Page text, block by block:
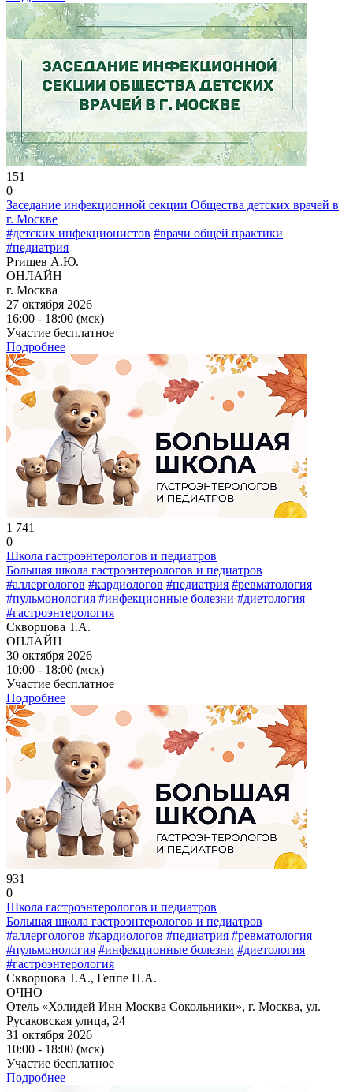
151
0
Заседание инфекционной секции Общества детских врачей в
г. Москве
#детских инфекционистов #врачи общей практики
#педиатрия
Ртищев А.Ю.
ОНЛАЙН
г. Москва
27 октября 2026
16:00 - 18:00 (мск)
Участие бесплатное
Подробнее
1 741
0
Школа гастроэнтерологов и педиатров
Большая школа гастроэнтерологов и педиатров
#аллергологов #кардиологов #педиатрия #ревматология
#пульмонология #инфекционные болезни #диетология
#гастроэнтерология
Скворцова Т.А.
ОНЛАЙН
30 октября 2026
10:00 - 18:00 (мск)
Участие бесплатное
Подробнее
931
0
Школа гастроэнтерологов и педиатров
Большая школа гастроэнтерологов и педиатров
#аллергологов #кардиологов #педиатрия #ревматология
#пульмонология #инфекционные болезни #диетология
#гастроэнтерология
Скворцова Т.А., Геппе Н.А.
ОЧНО
Отель «Холидей Инн Москва Сокольники», г. Москва, ул.
Русаковская улица, 24
31 октября 2026
10:00 - 18:00 (мск)
Участие бесплатное
Подробнее